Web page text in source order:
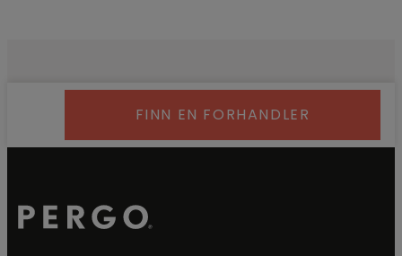
FINN EN FORHANDLER